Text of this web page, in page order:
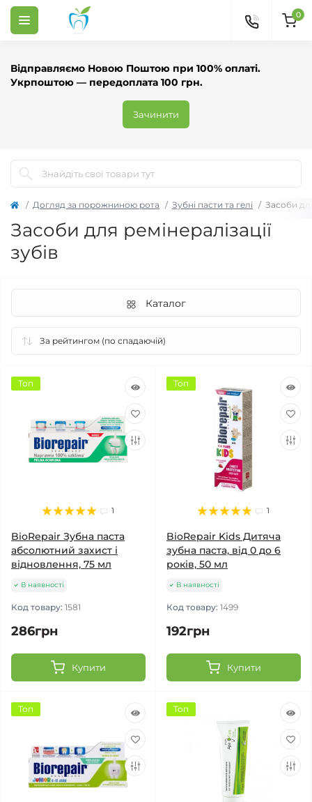
Відправляємо Новою Поштою при 100% оплаті.
Укрпоштою — передоплата 100 грн.
Зачинити
0
Догляд за порожниною рота Зубні пасти та гелі Засоби
Засоби для ремінералізації
зубів
Каталог
Топ
1
BioRepair Зубна паста
абсолютний захист і
відновлення, 75 мл
В наявності
Код товару: 1581
286грн
Купити
Топ
1
BioRepair Kids Дитяча
зубна паста, від 0 до 6
років, 50 мл
В наявності
Код товару: 1499
192грн
Купити
Топ Топ